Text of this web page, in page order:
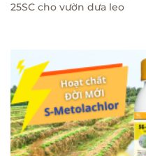
25SC cho vườn dưa leo